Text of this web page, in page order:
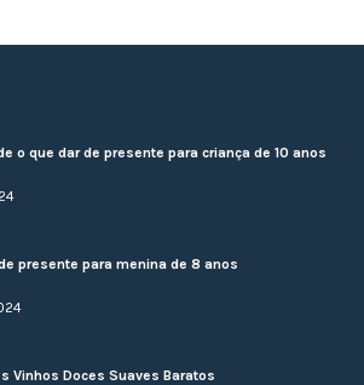
o que dar de presente para criança de 10 anos
presente para menina de 8 anos
Vinhos Doces Suaves Baratos